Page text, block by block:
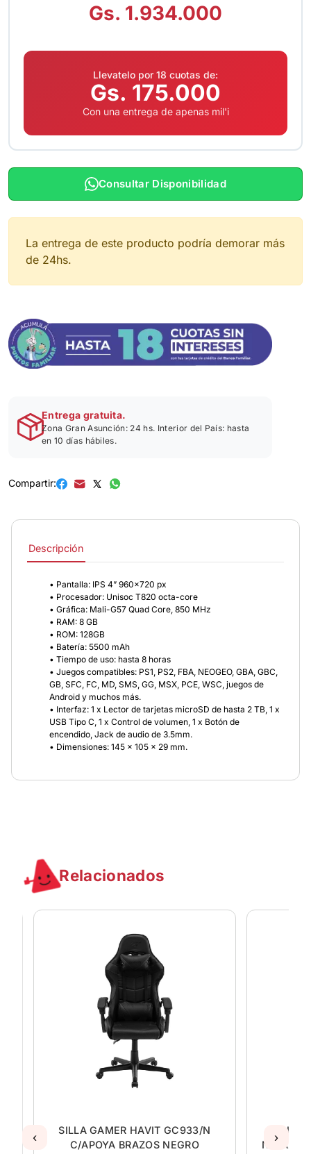
Gs. 1.934.000
Llevatelo por 18 cuotas de:
Gs. 175.000
Con una entrega de apenas mil'i
Consultar Disponibilidad
La entrega de este producto podría demorar más
de 24hs.
Entrega gratuita.
Zona Gran Asunción: 24 hs. Interior del País: hasta
en 10 días hábiles.
Compartir:
Descripción
• Pantalla: IPS 4” 960x720 px
• Procesador: Unisoc T820 octa-core
• Gráfica: Mali-G57 Quad Core, 850 MHz
• RAM: 8 GB
• ROM: 128GB
• Batería: 5500 mAh
• Tiempo de uso: hasta 8 horas
• Juegos compatibles: PS1, PS2, FBA, NEOGEO, GBA, GBC,
GB, SFC, FC, MD, SMS, GG, MSX, PCE, WSC, juegos de
Android y muchos más.
• Interfaz: 1 x Lector de tarjetas microSD de hasta 2 TB, 1 x
USB Tipo C, 1 x Control de volumen, 1 x Botón de
encendido, Jack de audio de 3.5mm.
• Dimensiones: 145 x 105 x 29 mm.
Relacionados
SILLA GAMER HAVIT GC933/N
C/APOYA BRAZOS NEGRO
SILLA
NG/AZ
‹ ›